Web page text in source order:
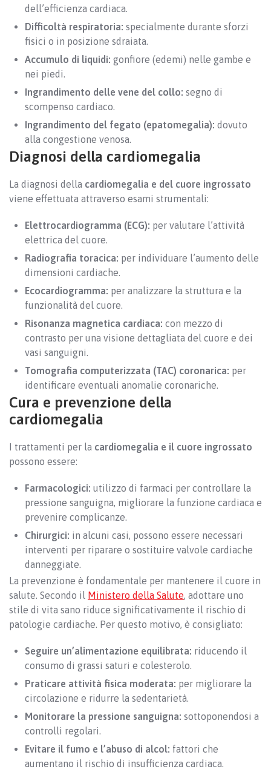
dell’efficienza cardiaca.
Difficoltà respiratoria: specialmente durante sforzi
fisici o in posizione sdraiata.
Accumulo di liquidi: gonfiore (edemi) nelle gambe e
nei piedi.
Ingrandimento delle vene del collo: segno di
scompenso cardiaco.
Ingrandimento del fegato (epatomegalia): dovuto
alla congestione venosa.
Diagnosi della cardiomegalia
La diagnosi della cardiomegalia e del cuore ingrossato
viene effettuata attraverso esami strumentali:
Elettrocardiogramma (ECG): per valutare l’attività
elettrica del cuore.
Radiografia toracica: per individuare l’aumento delle
dimensioni cardiache.
Ecocardiogramma: per analizzare la struttura e la
funzionalità del cuore.
Risonanza magnetica cardiaca: con mezzo di
contrasto per una visione dettagliata del cuore e dei
vasi sanguigni.
Tomografia computerizzata (TAC) coronarica: per
identificare eventuali anomalie coronariche.
Cura e prevenzione della
cardiomegalia
I trattamenti per la cardiomegalia e il cuore ingrossato
possono essere:
Farmacologici: utilizzo di farmaci per controllare la
pressione sanguigna, migliorare la funzione cardiaca e
prevenire complicanze.
Chirurgici: in alcuni casi, possono essere necessari
interventi per riparare o sostituire valvole cardiache
danneggiate.
La prevenzione è fondamentale per mantenere il cuore in
salute. Secondo il Ministero della Salute , adottare uno
stile di vita sano riduce significativamente il rischio di
patologie cardiache. Per questo motivo, è consigliato:
Seguire un’alimentazione equilibrata: riducendo il
consumo di grassi saturi e colesterolo.
Praticare attività fisica moderata: per migliorare la
circolazione e ridurre la sedentarietà.
Monitorare la pressione sanguigna: sottoponendosi a
controlli regolari.
Evitare il fumo e l’abuso di alcol: fattori che
aumentano il rischio di insufficienza cardiaca.